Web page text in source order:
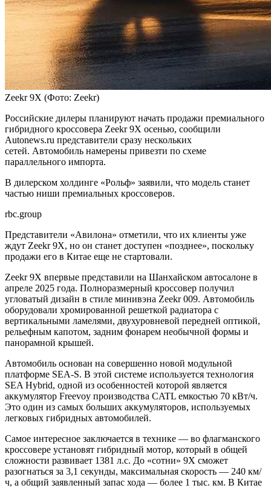
Zeekr 9X (Фото: Zeekr)
Российские дилеры планируют начать продажи премиального
гибридного кроссовера Zeekr 9X осенью, сообщили
Autonews.ru представители сразу нескольких
сетей. Автомобиль намерены привезти по схеме
параллельного импорта.
В дилерском холдинге «Рольф» заявили, что модель станет
частью ниши премиальных кроссоверов.
rbc.group
Представители «Авилона» отметили, что их клиенты уже
ждут Zeekr 9X, но он станет доступен «позднее», поскольку
продажи его в Китае еще не стартовали.
Zeekr 9X впервые представили на Шанхайском автосалоне в
апреле 2025 года. Полноразмерный кроссовер получил
угловатый дизайн в стиле минивэна Zeekr 009. Автомобиль
оборудовали хромированной решеткой радиатора с
вертикальными ламелями, двухуровневой передней оптикой,
рельефным капотом, задним фонарем необычной формы и
панорамной крышей.
Автомобиль основан на совершенно новой модульной
платформе SEA-S. В этой системе используется технология
SEA Hybrid, одной из особенностей которой является
аккумулятор Freevoy производства CATL емкостью 70 кВт/ч.
Это один из самых больших аккумуляторов, используемых
легковых гибридных автомобилей.
Самое интересное заключается в технике — во флагманского
кроссовере установят гибридный мотор, который в общей
сложности развивает 1381 л.с. До «сотни» 9X сможет
разогнаться за 3,1 секунды, максимальная скорость — 240 км/
ч, а общий заявленный запас хода — более 1 тыс. км. В Китае